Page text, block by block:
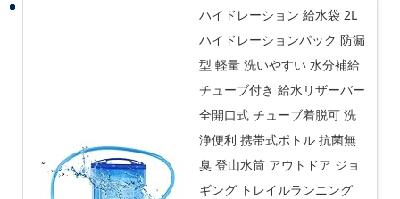
ハイドレーション 給水袋 2L
ハイドレーションパック 防漏
型 軽量 洗いやすい 水分補給
チューブ付き 給水リザーバー
全開口式 チューブ着脱可 洗
浄便利 携帯式ボトル 抗菌無
臭 登山水筒 アウトドア ジョ
ギング トレイルランニング